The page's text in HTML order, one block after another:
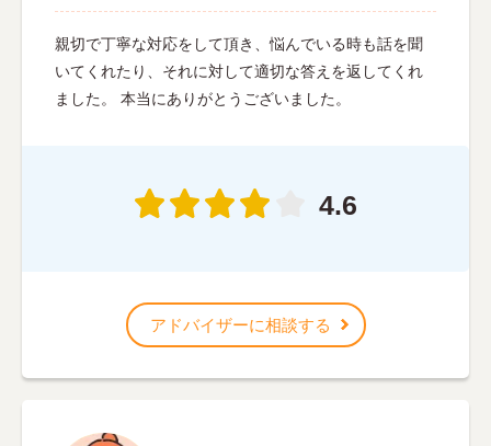
親切で丁寧な対応をして頂き、悩んでいる時も話を聞
いてくれたり、それに対して適切な答えを返してくれ
ました。 本当にありがとうございました。
4.6
アドバイザーに相談する